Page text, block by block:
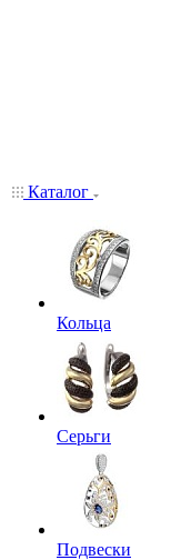
Каталог
Кольца
Серьги
Подвески